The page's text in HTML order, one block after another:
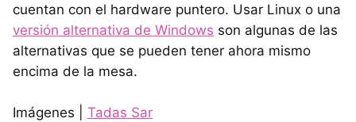
cuentan con el hardware puntero. Usar Linux o una
versión alternativa de Windows son algunas de las
alternativas que se pueden tener ahora mismo
encima de la mesa.
Imágenes | Tadas Sar